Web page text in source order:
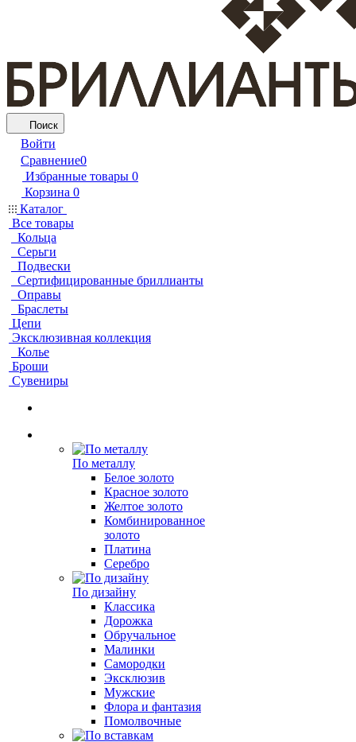
Поиск
Войти
Сравнение0
Избранные товары 0
Корзина 0
Каталог
Все товары
Кольца
Серьги
Подвески
Сертифицированные бриллианты
Оправы
Браслеты
Цепи
Эксклюзивная коллекция
Колье
Броши
Сувениры
По металлу
Белое золото
Красное золото
Желтое золото
Комбинированное
золото
Платина
Серебро
По дизайну
Классика
Дорожка
Обручальное
Малинки
Самородки
Эксклюзив
Мужские
Флора и фантазия
Помолвочные